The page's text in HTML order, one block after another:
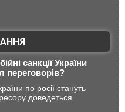
санкції України
переговорів?
по росії стануть
доведеться